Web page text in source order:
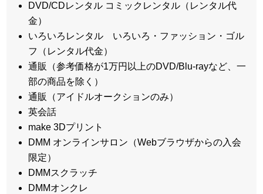
DVD/CDレンタル コミックレンタル（レンタル代
金）
いろいろレンタル いろいろ・ファッション・ゴル
フ（レンタル代金）
通販（参考価格が1万円以上のDVD/Blu-rayなど、一
部の商品を除く）
通販（アイドルオークションのみ）
英会話
make 3Dプリント
DMM オンラインサロン（Webブラウザからの入会
限定）
DMMスクラッチ
DMMオンクレ